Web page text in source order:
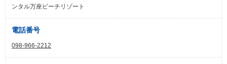
ンタル万座ビーチリゾート
電話番号
098-966-2212